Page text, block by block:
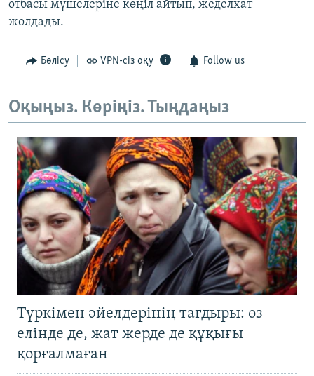
отбасы мүшелеріне көңіл айтып, жеделхат
жолдады.
Бөлісу VPN-сіз оқу Follow us
Оқыңыз. Көріңіз. Тыңдаңыз
Түркімен әйелдерінің тағдыры: өз
елінде де, жат жерде де құқығы
қорғалмаған